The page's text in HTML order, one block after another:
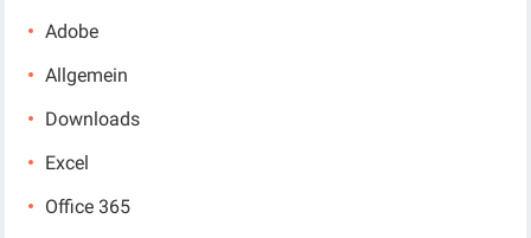
Adobe
Allgemein
Downloads
Excel
Office 365